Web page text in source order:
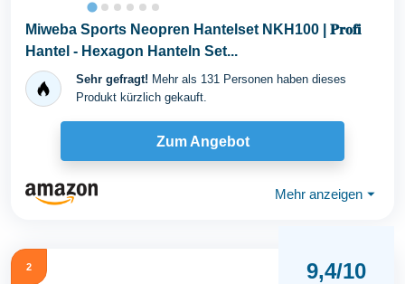
Miweba Sports Neopren Hantelset NKH100 | 𝐏𝐫𝐨𝐟𝐢
Hantel - Hexagon Hanteln Set...
Sehr gefragt! Mehr als 131 Personen haben dieses
Produkt kürzlich gekauft.
Zum Angebot
Mehr anzeigen ⏷
2 9,4/10